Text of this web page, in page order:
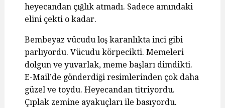
heyecandan çığlık atmadı. Sadece amındaki
elini çekti o kadar.
Bembeyaz vücudu loş karanlıkta inci gibi
parlıyordu. Vücudu körpecikti. Memeleri
dolgun ve yuvarlak, meme başları dimdikti.
E-Mail’de gönderdiği resimlerinden çok daha
güzel ve toydu. Heyecandan titriyordu.
Çıplak zemine ayakuçları ile basıyordu.